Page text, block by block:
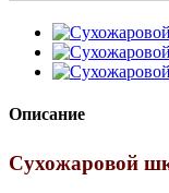
Описание
Сухожаровой